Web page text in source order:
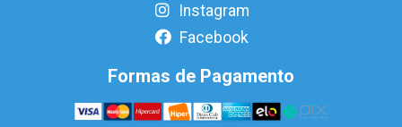
Instagram
Facebook
Formas de Pagamento